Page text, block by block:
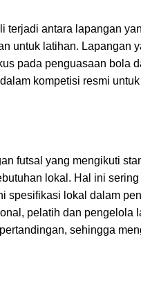
terjadi antara lapangan
untuk latihan. Lapangan
pada penguasaan bola
kompetisi resmi
futsal yang mengikuti
lokal. Hal ini
spesifikasi lokal dalam
pelatih dan pengelola
sehingga